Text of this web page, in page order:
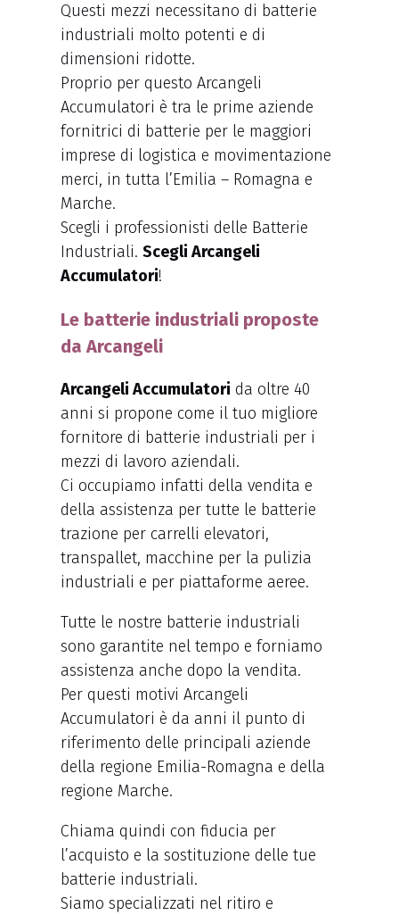
Questi mezzi necessitano di batterie
industriali molto potenti e di
dimensioni ridotte.
Proprio per questo Arcangeli
Accumulatori è tra le prime aziende
fornitrici di batterie per le maggiori
imprese di logistica e movimentazione
merci, in tutta l’Emilia – Romagna e
Marche.
Scegli i professionisti delle Batterie
Industriali. Scegli Arcangeli
Accumulatori!
Le batterie industriali proposte
da Arcangeli
Arcangeli Accumulatori da oltre 40
anni si propone come il tuo migliore
fornitore di batterie industriali per i
mezzi di lavoro aziendali.
Ci occupiamo infatti della vendita e
della assistenza per tutte le batterie
trazione per carrelli elevatori,
transpallet, macchine per la pulizia
industriali e per piattaforme aeree.
Tutte le nostre batterie industriali
sono garantite nel tempo e forniamo
assistenza anche dopo la vendita.
Per questi motivi Arcangeli
Accumulatori è da anni il punto di
riferimento delle principali aziende
della regione Emilia-Romagna e della
regione Marche.
Chiama quindi con fiducia per
l’acquisto e la sostituzione delle tue
batterie industriali.
Siamo specializzati nel ritiro e